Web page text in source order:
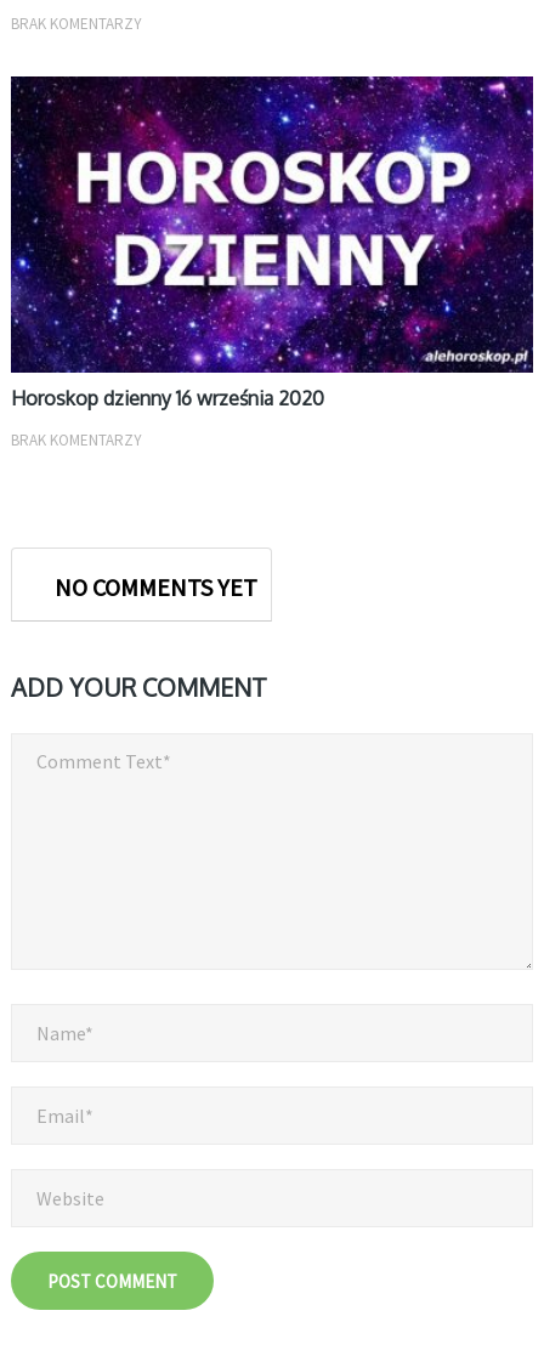
BRAK KOMENTARZY
DZIENNY
Horoskop dzienny 16 września 2020
BRAK KOMENTARZY
NO COMMENTS YET
ADD YOUR COMMENT